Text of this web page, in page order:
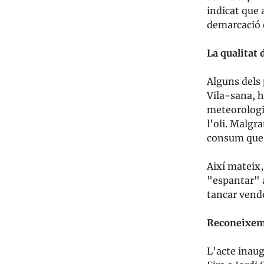
indicat que
demarcació
La qualitat
Alguns
Vila-sana,
l'oli.
consum
Així mateix,
"espantar"
tancar
L'acte